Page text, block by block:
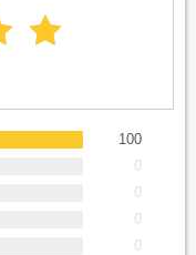
100
0
0
0
0